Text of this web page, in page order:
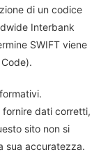
di un codice
Interbank
SWIFT viene
fornire dati corretti,
sito non si
sua accuratezza.